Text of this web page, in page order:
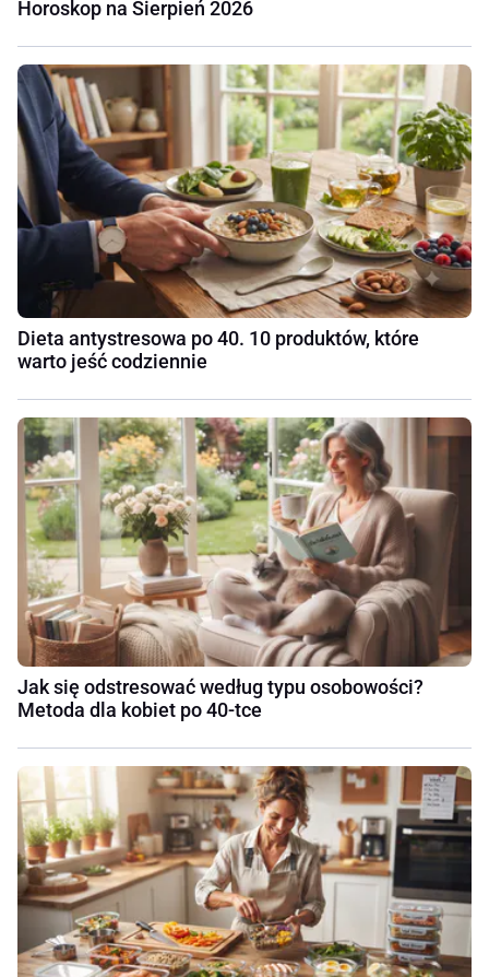
Horoskop na Sierpień 2026
Dieta antystresowa po 40. 10 produktów, które
warto jeść codziennie
Jak się odstresować według typu osobowości?
Metoda dla kobiet po 40-tce